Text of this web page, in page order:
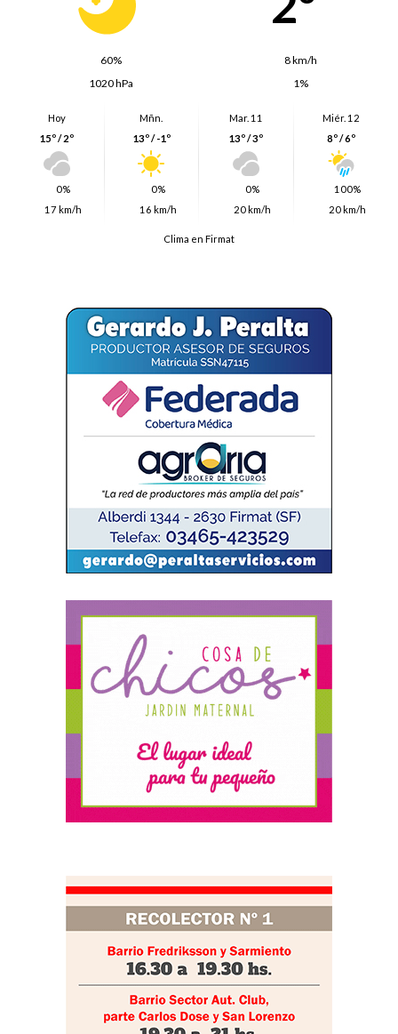
60%
8 km/h
1020 hPa
1%
Hoy
15º / 2º
0%
17 km/h
Mñn.
13º / -1º
0%
16 km/h
Mar. 11
13º / 3º
0%
20 km/h
Miér. 12
8º / 6º
100%
20 km/h
Clima en Firmat